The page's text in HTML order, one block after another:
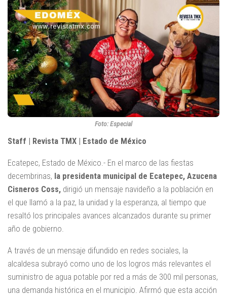
Foto: Especial
Staff | Revista TMX | Estado de México
Ecatepec, Estado de México.- En el marco de las fiestas
decembrinas, la presidenta municipal de Ecatepec, Azucena
Cisneros Coss, dirigió un mensaje navideño a la población en
el que llamó a la paz, la unidad y la esperanza, al tiempo que
resaltó los principales avances alcanzados durante su primer
año de gobierno.
A través de un mensaje difundido en redes sociales, la
alcaldesa subrayó como uno de los logros más relevantes el
suministro de agua potable por red a más de 300 mil personas,
una demanda histórica en el municipio. Afirmó que esta acción